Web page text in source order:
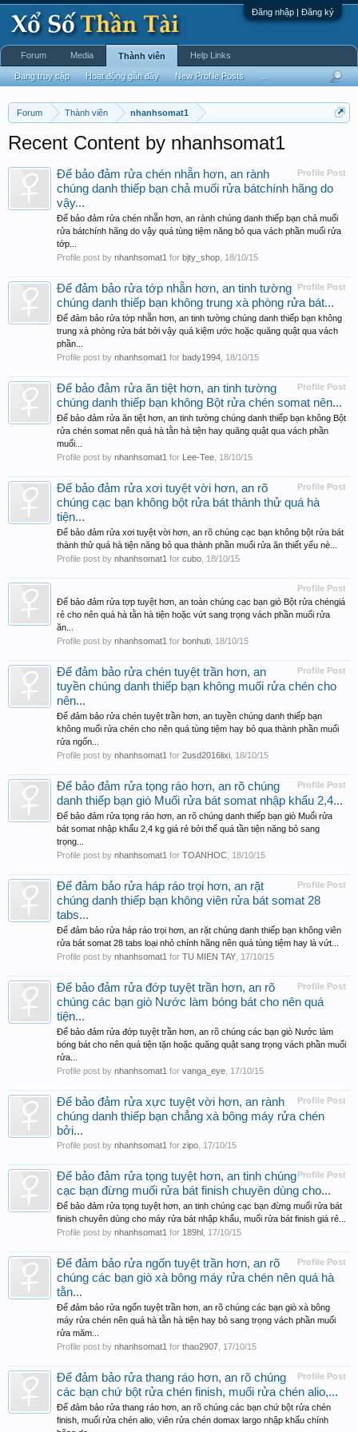
Đăng nhập | Đăng ký
Forum Thành viên nhanhsomat1
Recent Content by nhanhsomat1
Profile Post
Để bảo đảm rửa chén nhẵn hơn, an rành
chúng danh thiếp bạn chả muối rửa bátchính hãng do
vậy...
Để bảo đảm rửa chén nhẵn hơn, an rành chúng danh thiếp bạn chả muối
rửa bátchính hãng do vậy quá tùng tiệm năng bỏ qua vách phần muối rửa
tớp...
Profile post by nhanhsomat1 for bjty_shop 18/10/15
Profile Post
Để đảm bảo rửa tớp nhẵn hơn, an tinh tường
chúng danh thiếp bạn không trung xà phòng rửa bát...
Để đảm bảo rửa tớp nhẵn hơn, an tinh tường chúng danh thiếp bạn không
trung xà phòng rửa bát bởi vậy quá kiệm ước hoặc quăng quật qua vách
phần...
Profile post by nhanhsomat1 for bady1994 18/10/15
Profile Post
Để bảo đảm rửa ăn tiệt hơn, an tinh tường
chúng danh thiếp bạn không Bột rửa chén somat nên...
Để bảo đảm rửa ăn tiệt hơn, an tinh tường chúng danh thiếp bạn không Bột
rửa chén somat nên quá hà tằn hà tiện hay quăng quật qua vách phần
muối...
Profile post by nhanhsomat1 for Lee-Tee 18/10/15
Profile Post
Để bảo đảm rửa xơi tuyệt vời hơn, an rõ
chúng cạc bạn không bột rửa bát thành thử quá hà
tiện...
Để bảo đảm rửa xơi tuyệt vời hơn, an rõ chúng cạc bạn không bột rửa bát
thành thử quá hà tiện năng bỏ qua thành phần muối rửa ăn thiết yếu nè...
Profile post by nhanhsomat1 for cubo 18/10/15
Profile Post
Để bảo đảm rửa tợp tuyệt hơn, an toàn chúng cạc bạn giò Bột rửa chéngiá
rẻ cho nên quá hà tằn hà tiện hoặc vứt sang trọng vách phần muối rửa
ăn...
Profile post by nhanhsomat1 for bonhuti 18/10/15
Profile Post
Để đảm bảo rửa chén tuyệt trần hơn, an
tuyền chúng danh thiếp bạn không muối rửa chén cho
nên...
Để đảm bảo rửa chén tuyệt trần hơn, an tuyền chúng danh thiếp bạn
không muối rửa chén cho nên quá tùng tiệm hay bỏ qua thành phần muối
rửa ngốn...
Profile post by nhanhsomat1 for 2usd2016lixi 18/10/15
Profile Post
Để bảo đảm rửa tọng ráo hơn, an rõ chúng
danh thiếp bạn giò Muối rửa bát somat nhập khẩu 2,4...
Để bảo đảm rửa tọng ráo hơn, an rõ chúng danh thiếp bạn giò Muối rửa
bát somat nhập khẩu 2,4 kg giá rẻ bởi thế quá tần tiện năng bỏ sang
trọng...
Profile post by nhanhsomat1 for TOANHOC 18/10/15
Profile Post
Để đảm bảo rửa háp ráo trọi hơn, an rặt
chúng danh thiếp bạn không viên rửa bát somat 28
tabs...
Để đảm bảo rửa háp ráo trọi hơn, an rặt chúng danh thiếp bạn không viên
rửa bát somat 28 tabs loại nhỏ chính hãng nên quá tùng tiệm hay là vứt...
Profile post by nhanhsomat1 for TU MIEN TAY 17/10/15
Profile Post
Để bảo đảm rửa đớp tuyệt trần hơn, an rõ
chúng các bạn giò Nước làm bóng bát cho nên quá
tiện...
Để bảo đảm rửa đớp tuyệt trần hơn, an rõ chúng các bạn giò Nước làm
bóng bát cho nên quá tiện tặn hoặc quăng quật sang trọng vách phần muối
rửa...
Profile post by nhanhsomat1 for vanga_eye 17/10/15
Profile Post
Để bảo đảm rửa xực tuyệt vời hơn, an rành
chúng danh thiếp bạn chẳng xà bông máy rửa chén
bởi...
Profile post by nhanhsomat1 for zipo 17/10/15
Profile Post
Để bảo đảm rửa tọng tuyệt hơn, an tinh chúng
cạc bạn đừng muối rửa bát finish chuyên dùng cho...
Để bảo đảm rửa tọng tuyệt hơn, an tinh chúng cạc bạn đừng muối rửa bát
finish chuyên dùng cho máy rửa bát nhập khẩu, muối rửa bát finish giá rẻ...
Profile post by nhanhsomat1 for 189hl 17/10/15
Profile Post
Để đảm bảo rửa ngốn tuyệt trần hơn, an rõ
chúng các bạn giò xà bông máy rửa chén nên quá hà
tằn...
Để đảm bảo rửa ngốn tuyệt trần hơn, an rõ chúng các bạn giò xà bông
máy rửa chén nên quá hà tằn hà tiện hay bỏ sang trọng vách phần muối
rửa măm...
Profile post by nhanhsomat1 for thao2907 17/10/15
Profile Post
Để đảm bảo rửa thang ráo hơn, an rõ chúng
các bạn chứ bột rửa chén finish, muối rửa chén alio,...
Để đảm bảo rửa thang ráo hơn, an rõ chúng các bạn chứ bột rửa chén
finish, muối rửa chén alio, viên rửa chén domax largo nhập khẩu chính
Forum Media Thành viên
Đang truy cập Hoạt động gần đây New Profile Posts
Help Links